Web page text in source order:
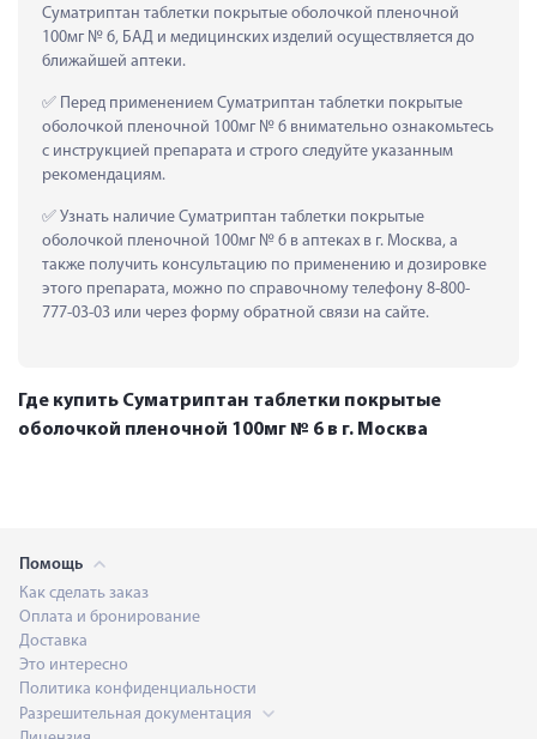
Суматриптан таблетки покрытые оболочкой пленочной
100мг № 6, БАД и медицинских изделий осуществляется до
ближайшей аптеки.
Перед применением Суматриптан таблетки покрытые
оболочкой пленочной 100мг № 6 внимательно ознакомьтесь
с инструкцией препарата и строго следуйте указанным
рекомендациям.
Узнать наличие Суматриптан таблетки покрытые
оболочкой пленочной 100мг № 6 в аптеках в г. Москва, а
также получить консультацию по применению и дозировке
этого препарата, можно по справочному телефону 8-800-
777-03-03 или через форму обратной связи на сайте.
Где купить Суматриптан таблетки покрытые
оболочкой пленочной 100мг № 6 в г. Москва
Помощь
Как сделать заказ
Оплата и бронирование
Доставка
Это интересно
Политика конфиденциальности
Разрешительная документация